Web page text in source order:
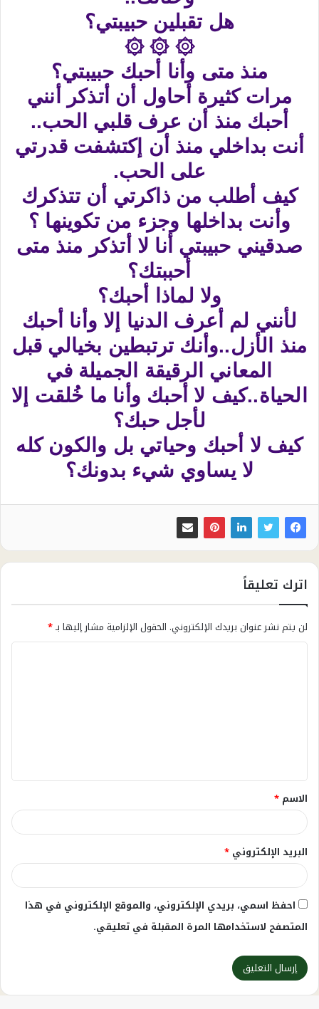
هل تقبلين حبيبتي؟
۞ ۞ ۞
منذ متى وأنا أحبك حبيبتي؟
مرات كثيرة أحاول أن أتذكر أنني
أحبك منذ أن عرف قلبي الحب..
أنت بداخلي منذ أن إكتشفت قدرتي
على الحب.
كيف أطلب من ذاكرتي أن تتذكرك
وأنت بداخلها وجزء من تكوينها ؟
صدقيني حبيبتي أنا لا أتذكر منذ متى
أحببتك؟
ولا لماذا أحبك؟
لأنني لم أعرف الدنيا إلا وأنا أحبك
منذ الأزل..وأنك ترتبطين بخيالي قبل
المعاني الرقيقة الجميلة في
الحياة..كيف لا أحبك وأنا ما خُلقت إلا
لأجل حبك؟
كيف لا أحبك وحياتي بل والكون كله
لا يساوي شيء بدونك؟
اترك تعليقاً
لن يتم نشر عنوان بريدك الإلكتروني. الحقول الإلزامية مشار إليها بـ*
ق
*
الاسم *
البريد الإلكتروني *
احفظ اسمي، بريدي الإلكتروني، والموقع الإلكتروني في هذا
المتصفح لاستخدامها المرة المقبلة في تعليقي.